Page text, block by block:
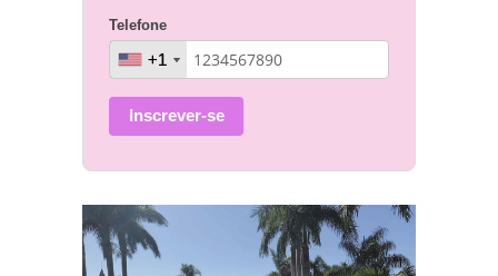
Telefone
+1
+1
Inscrever-se